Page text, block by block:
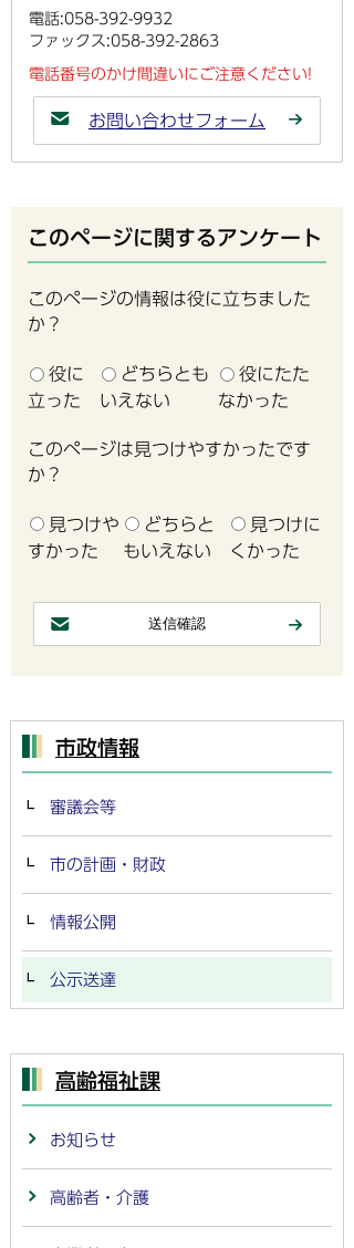
電話:058-392-9932
ファックス:058-392-2863
電話番号のかけ間違いにご注意ください!
お問い合わせフォーム
このページに関するアンケート
このページの情報は役に立ちました
か？
役に
立った
どちらとも
いえない
役にたた
なかった
このページは見つけやすかったです
か？
見つけや
すかった
どちらと
もいえない
見つけに
くかった
市政情報
審議会等
市の計画・財政
情報公開
公示送達
高齢福祉課
お知らせ
高齢者・介護